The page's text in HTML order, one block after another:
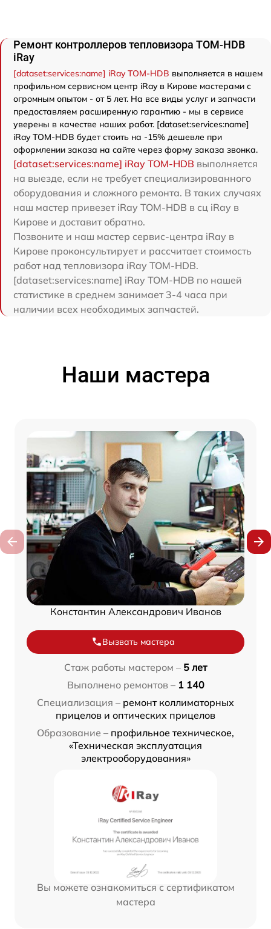
Ремонт контроллеров тепловизора TOM-HDB
iRay
[dataset:services:name] iRay TOM-HDB выполняется в нашем
профильном сервисном центр iRay в Кирове мастерами с
огромным опытом - от 5 лет. На все виды услуг и запчасти
предоставляем расширенную гарантию - мы в сервисе
уверены в качестве наших работ. [dataset:services:name]
iRay TOM-HDB будет стоить на -15% дешевле при
оформлении заказа на сайте через форму заказа звонка.
[dataset:services:name] iRay TOM-HDB выполняется
на выезде, если не требует специализированного
оборудования и сложного ремонта. В таких случаях
наш мастер привезет iRay TOM-HDB в сц iRay в
Кирове и доставит обратно.
Позвоните и наш мастер сервис-центра iRay в
Кирове проконсультирует и рассчитает стоимость
работ над тепловизора iRay TOM-HDB.
[dataset:services:name] iRay TOM-HDB по нашей
статистике в среднем занимает 3-4 часа при
наличии всех необходимых запчастей.
Наши мастера
Константин Александрович Иванов
Вызвать мастера
Стаж работы мастером – 5 лет
Выполнено ремонтов – 1 140
Специализация – ремонт коллиматорных
прицелов и оптических прицелов
Образование – профильное техническое,
«Техническая эксплуатация
электрооборудования»
Вы можете ознакомиться с сертификатом
мастера